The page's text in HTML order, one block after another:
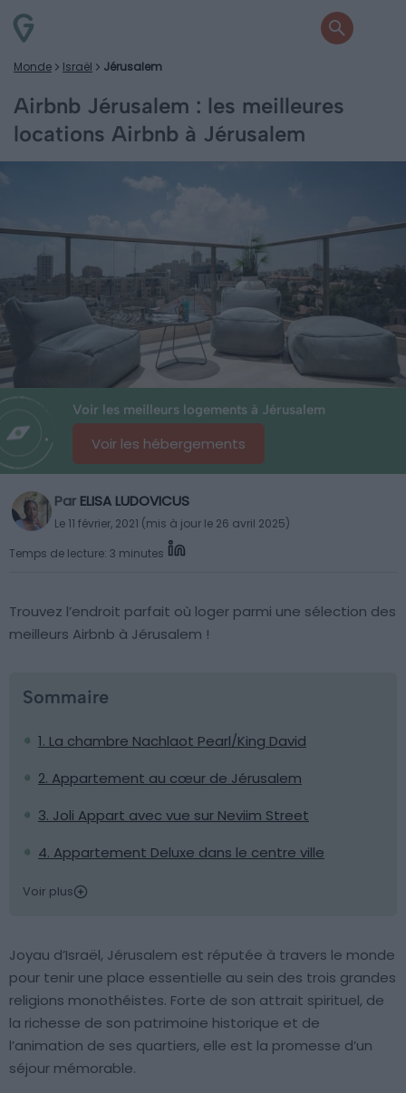
Monde Israël Jérusalem
Airbnb Jérusalem : les meilleures
locations Airbnb à Jérusalem
Voir les meilleurs logements à Jérusalem
Voir les hébergements
Par ELISA LUDOVICUS
Le 11 février, 2021 (mis à jour le 26 avril 2025)
Temps de lecture: 3 minutes
Trouvez l’endroit parfait où loger parmi une sélection des
meilleurs Airbnb à Jérusalem !
Sommaire
1. La chambre Nachlaot Pearl/King David
2. Appartement au cœur de Jérusalem
3. Joli Appart avec vue sur Neviim Street
4. Appartement Deluxe dans le centre ville
Voir plus
Joyau d’Israël, Jérusalem est réputée à travers le monde
pour tenir une place essentielle au sein des trois grandes
religions monothéistes. Forte de son attrait spirituel, de
la richesse de son patrimoine historique et de
l’animation de ses quartiers, elle est la promesse d’un
séjour mémorable.